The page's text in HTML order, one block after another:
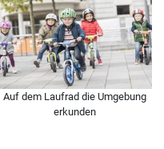
Auf dem Laufrad die Umgebung
erkunden